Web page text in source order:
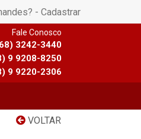
- Cadastrar
Fale Conosco
3242-3440
9 9208-8250
9 9220-2306
VOLTAR